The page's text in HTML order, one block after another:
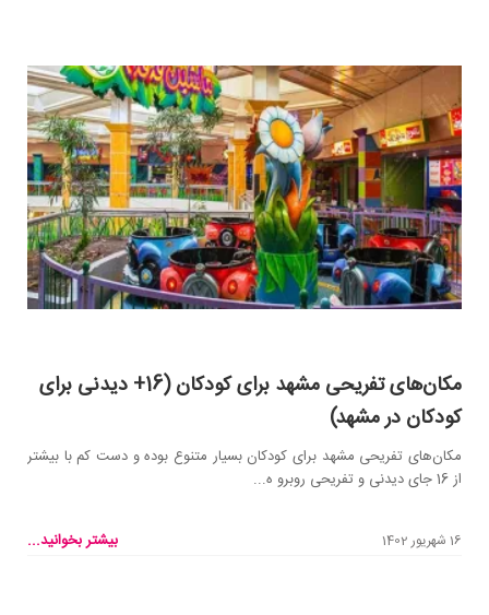
مکان‌های تفریحی مشهد برای کودکان (16+ دیدنی‌ برای
کودکان در مشهد)
مکان‌های تفریحی مشهد برای کودکان بسیار متنوع بوده و دست کم با بیشتر
از 16 جای دیدنی و تفریحی روبرو ه...
16 شهریور 1402 بیشتر بخوانید...